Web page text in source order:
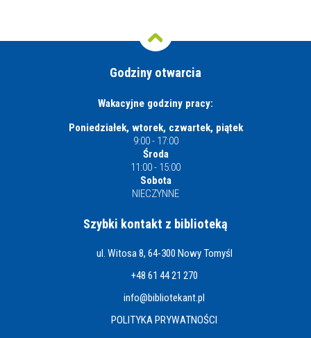
Godziny otwarcia
Wakacyjne godziny pracy:
Poniedziałek, wtorek, czwartek, piątek
9:00 - 17:00
Środa
11:00 - 15:00
Sobota
NIECZYNNE
Szybki kontakt z biblioteką
ul. Witosa 8, 64-300 Nowy Tomyśl
+48 61 44 21 270
info@bibliotekant.pl
POLITYKA PRYWATNOŚCI